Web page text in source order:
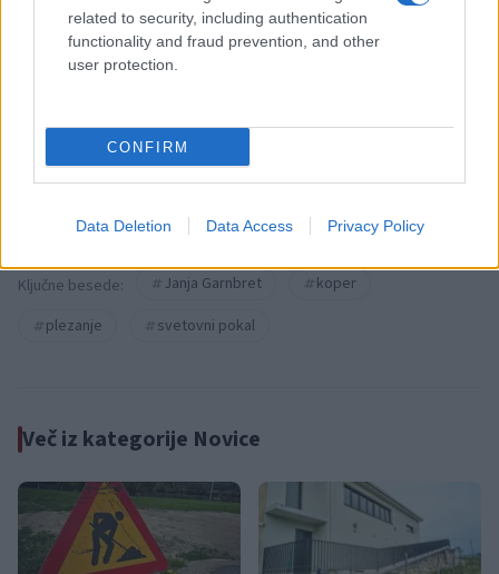
related to security, including authentication
functionality and fraud prevention, and other
user protection.
CONFIRM
Data Deletion Data Access Privacy Policy
sovraštva, nasilja ali nestrpnosti. Komentarji z žaljivimi,
rasističnimi, diskriminatornimi ali nezakonitimi vsebinami bodo
odstranjeni. Pravila komentiranja →
Failed to fetch
Kategorije: Novice
Ključne besede: Janja Garnbret
koper
plezanje
svetovni pokal
Več iz kategorije Novice